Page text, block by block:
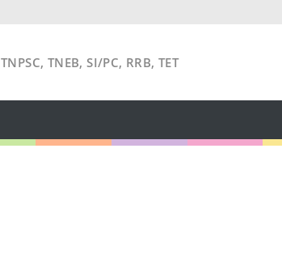
TNPSC, TNEB, SI/PC, RRB, TET